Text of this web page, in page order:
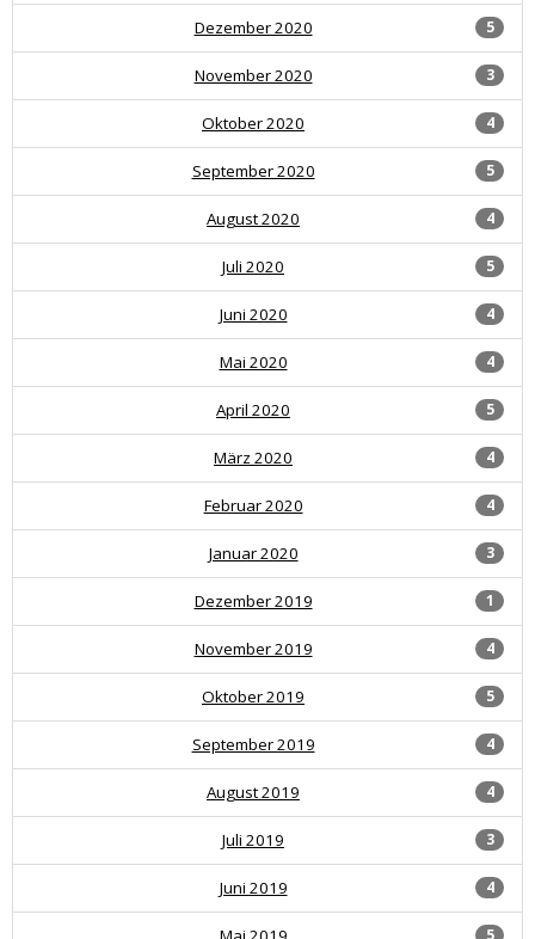
5
Dezember 2020
3
November 2020
4
Oktober 2020
5
September 2020
4
August 2020
5
Juli 2020
4
Juni 2020
4
Mai 2020
5
April 2020
4
März 2020
4
Februar 2020
3
Januar 2020
1
Dezember 2019
4
November 2019
5
Oktober 2019
4
September 2019
4
August 2019
3
Juli 2019
4
Juni 2019